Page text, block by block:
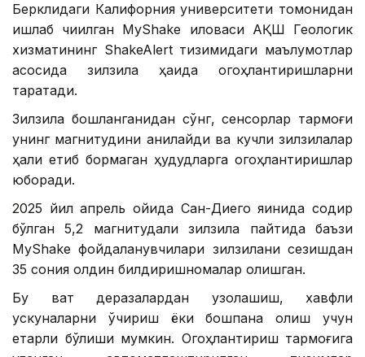
Берклидаги Калифорния университети томонидан
ишлаб чиқилган MyShake иловаси АҚШ Геологик
хизматининг ShakeAlert тизимидаги маълумотлар
асосида зилзила ҳақида огоҳлантиришларни
тарқатади.
Зилзила бошланганидан сўнг, сенсорлар тармоғи
унинг магнитудини аниқлайди ва кучли зилзилалар
ҳали етиб бормаган ҳудудларга огоҳлантиришлар
юборади.
2025 йил апрель ойида Сан-Диего яқинида содир
бўлган 5,2 магнитудали зилзила пайтида баъзи
MyShake фойдаланувчилари зилзилани сезишдан
35 сония олдин билдиришномалар олишган.
Бу вақт деразалардан узоқлашиш, хавфли
ускуналарни ўчириш ёки бошпана олиш учун
етарли бўлиши мумкин. Огоҳлантириш тармоғига